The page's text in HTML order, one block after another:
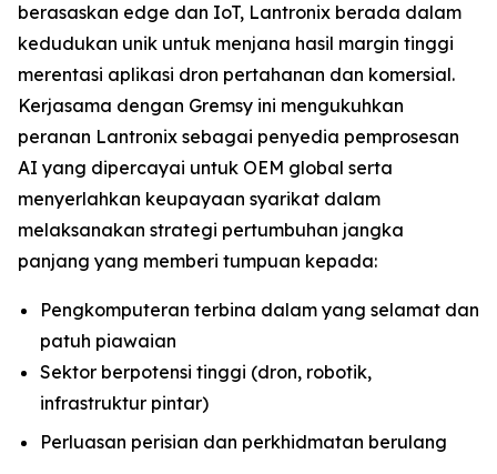
berasaskan edge dan IoT, Lantronix berada dalam
kedudukan unik untuk menjana hasil margin tinggi
merentasi aplikasi dron pertahanan dan komersial.
Kerjasama dengan Gremsy ini mengukuhkan
peranan Lantronix sebagai penyedia pemprosesan
AI yang dipercayai untuk OEM global serta
menyerlahkan keupayaan syarikat dalam
melaksanakan strategi pertumbuhan jangka
panjang yang memberi tumpuan kepada:
Pengkomputeran terbina dalam yang selamat dan
patuh piawaian
Sektor berpotensi tinggi (dron, robotik,
infrastruktur pintar)
Perluasan perisian dan perkhidmatan berulang